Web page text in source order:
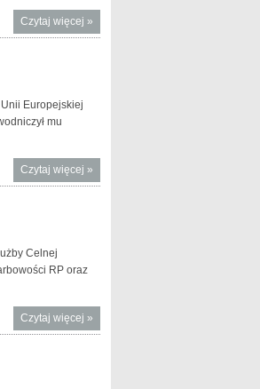
niskim
poziomie
Czytaj więcej o Prezydent
podpisał
»
Europejskiej
mu
Czytaj więcej o Spotkanie
Szefów
(G28)
»
Celnej
RP oraz
Czytaj więcej o Dzień
Skarbowości
»